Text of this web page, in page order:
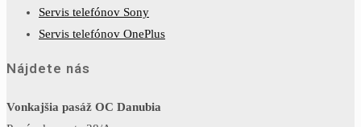
Servis telefónov Sony
Servis telefónov OnePlus
Nájdete nás
Vonkajšia pasáž OC Danubia